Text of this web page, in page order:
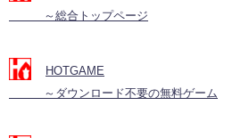
～総合トップページ
HOTGAME
～ダウンロード不要の無料ゲーム